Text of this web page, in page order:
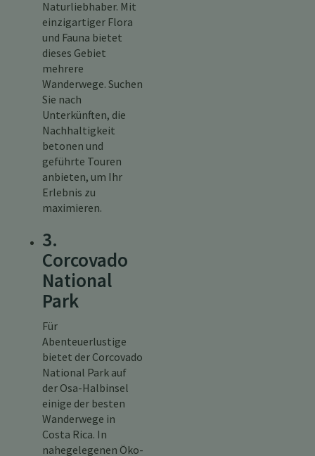
Naturliebhaber. Mit
einzigartiger Flora
und Fauna bietet
dieses Gebiet
mehrere
Wanderwege. Suchen
Sie nach
Unterkünften, die
Nachhaltigkeit
betonen und
geführte Touren
anbieten, um Ihr
Erlebnis zu
maximieren.
3.
Corcovado
National
Park
Für
Abenteuerlustige
bietet der Corcovado
National Park auf
der Osa-Halbinsel
einige der besten
Wanderwege in
Costa Rica. In
nahegelegenen Öko-